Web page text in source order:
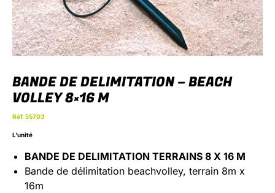
BANDE DE DELIMITATION – BEACH
VOLLEY 8×16 M
Réf. 55703
L'unité
BANDE DE DELIMITATION TERRAINS 8 X 16 M
Bande de délimitation beachvolley, terrain 8m x
16m